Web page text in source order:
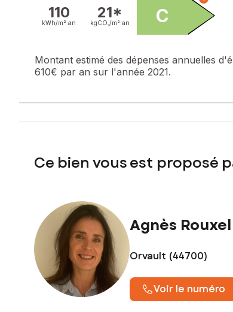
110
kWh/m². an
21*
kgCO₂/m². an C
Montant estimé des dépenses annuelles
610€ par an sur l'année 2021.
Ce bien vous est proposé
Agnès Rouxel
Orvault (44700)
Voir le numéro